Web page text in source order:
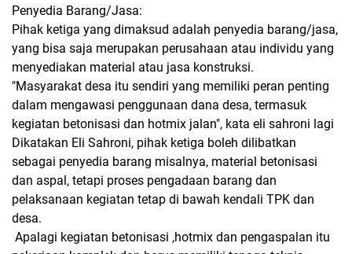
Penyedia Barang/Jasa:
Pihak ketiga yang dimaksud adalah penyedia barang/jasa,
yang bisa saja merupakan perusahaan atau individu yang
menyediakan material atau jasa konstruksi.
"Masyarakat desa itu sendiri yang memiliki peran penting
dalam mengawasi penggunaan dana desa, termasuk
kegiatan betonisasi dan hotmix jalan", kata eli sahroni lagi
Dikatakan Eli Sahroni, pihak ketiga boleh dilibatkan
sebagai penyedia barang misalnya, material betonisasi
dan aspal, tetapi proses pengadaan barang dan
pelaksanaan kegiatan tetap di bawah kendali TPK dan
desa.
Apalagi kegiatan betonisasi ,hotmix dan pengaspalan itu